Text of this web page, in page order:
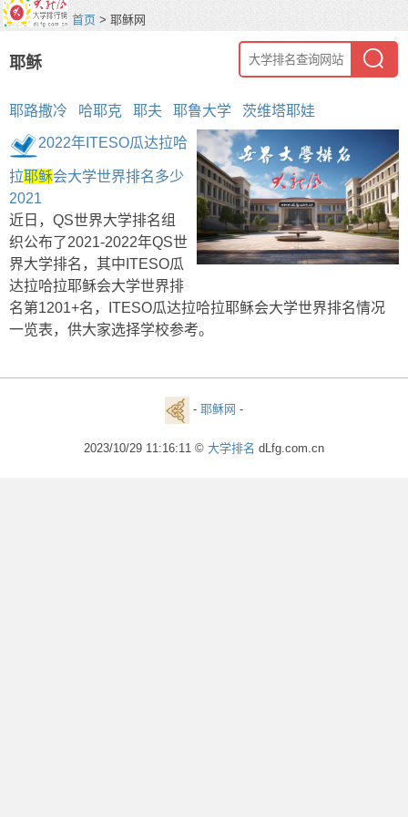
首页 > 耶稣网
耶稣
耶路撒冷 哈耶克 耶夫 耶鲁大学 茨维塔耶娃
2022年ITESO瓜达拉哈
拉耶稣会大学世界排名多少
2021
近日，QS世界大学排名组
织公布了2021-2022年QS世
界大学排名，其中ITESO瓜
达拉哈拉耶稣会大学世界排
名第1201+名，ITESO瓜达拉哈拉耶稣会大学世界排名情况
一览表，供大家选择学校参考。
- 耶稣网 -
2023/10/29 11:16:11 © 大学排名 dLfg.com.cn